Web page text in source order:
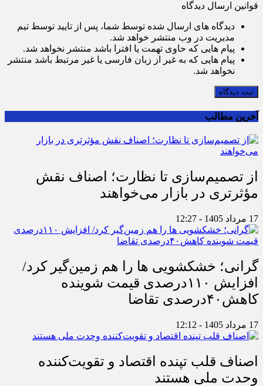
قوانین ارسال دیدگاه
دیدگاه های ارسال شده توسط شما، پس از تایید توسط تیم
مدیریت در وب منتشر خواهد شد.
پیام هایی که حاوی تهمت یا افترا باشد منتشر نخواهد شد.
پیام هایی که به غیر از زبان فارسی یا غیر مرتبط باشد منتشر
نخواهد شد.
ثبت دیدگاه
آخرین مطالب
از تصمیم‌سازی تا نظارت؛ اصناف نقش
مؤثرتری در بازار می‌خواهند
17 مرداد 1405 - 12:27
گرانی؛ خشکشویی‌ ها را هم زمین‌گیر کرد/
افزایش ۱۱۰درصدی قیمت شوینده
کاهش۴۰درصدی تقاضا
17 مرداد 1405 - 12:12
اصناف قلب تپنده اقتصاد و تقویت‌کننده
وحدت ملی هستند